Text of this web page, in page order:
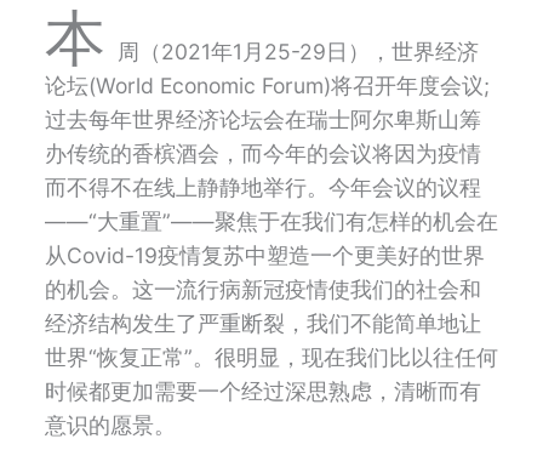
本
周（2021年1月25-29日），世界经济
论坛(World Economic Forum)将召开年度会议;
过去每年世界经济论坛会在瑞士阿尔卑斯山筹
办传统的香槟酒会，而今年的会议将因为疫情
而不得不在线上静静地举行。今年会议的议程
——“大重置”——聚焦于在我们有怎样的机会在
从Covid-19疫情复苏中塑造一个更美好的世界
的机会。这一流行病新冠疫情使我们的社会和
经济结构发生了严重断裂，我们不能简单地让
世界“恢复正常”。很明显，现在我们比以往任何
时候都更加需要一个经过深思熟虑，清晰而有
意识的愿景。